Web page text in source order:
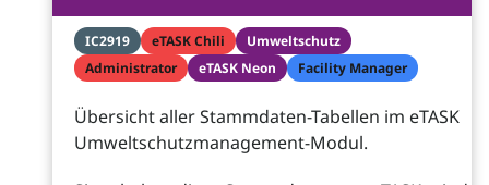
IC2919 eTASK Chili
Umweltschutz
Administrator
eTASK Neon Facility Manager
Übersicht aller Stammdaten-Tabellen im eTASK
Umweltschutzmanagement-Modul.